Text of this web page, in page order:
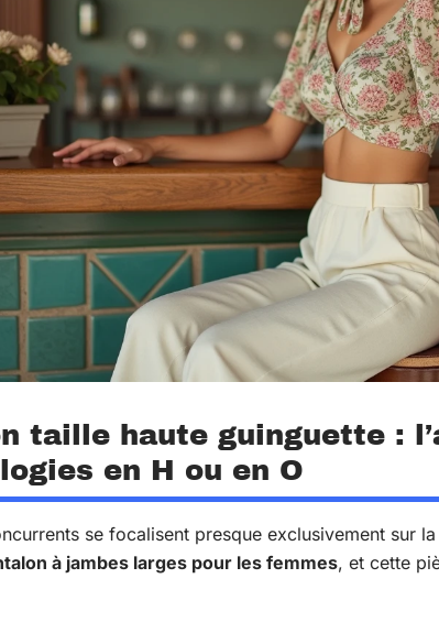
taille haute guinguette :
en H ou en O
se focalisent presque exclusivement sur
à jambes larges pour les femmes, et cette